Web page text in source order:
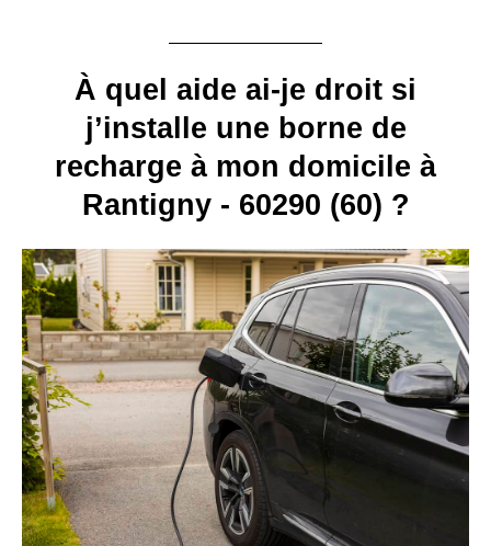
À quel aide ai-je droit si
j’installe une borne de
recharge à mon domicile à
Rantigny - 60290 (60) ?